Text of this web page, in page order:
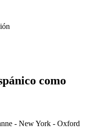
como
- New York - Oxford